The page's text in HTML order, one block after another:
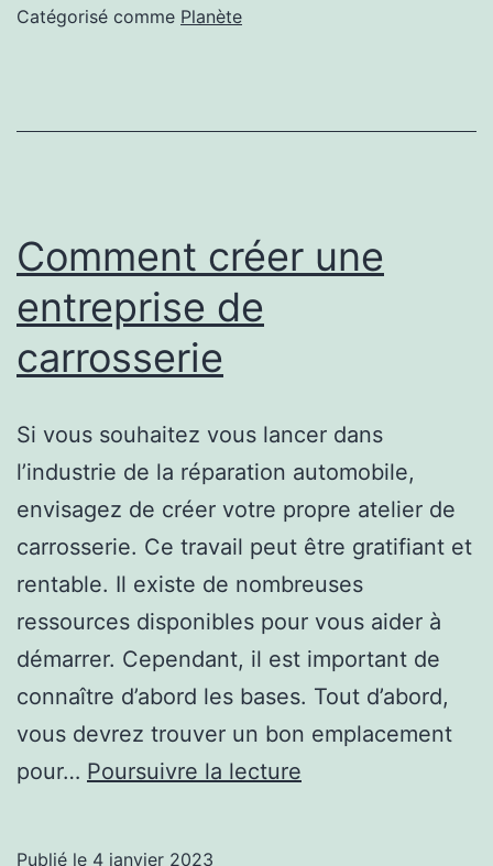
Catégorisé comme Planète
Comment créer une
entreprise de
carrosserie
Si vous souhaitez vous lancer dans
l’industrie de la réparation automobile,
envisagez de créer votre propre atelier de
carrosserie. Ce travail peut être gratifiant et
rentable. Il existe de nombreuses
ressources disponibles pour vous aider à
démarrer. Cependant, il est important de
connaître d’abord les bases. Tout d’abord,
vous devrez trouver un bon emplacement
pour… Poursuivre la lecture
Publié le 4 janvier 2023